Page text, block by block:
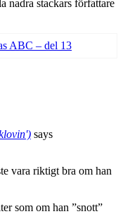
nadra stackars författare
ABC – del 13
says
vara riktigt bra om han
som om han ”snott”